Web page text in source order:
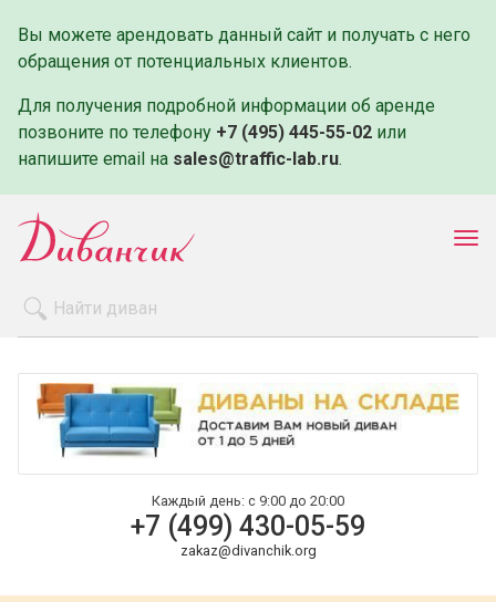
Вы можете арендовать данный сайт и получать с него
обращения от потенциальных клиентов.
Для получения подробной информации об аренде
позвоните по телефону +7 (495) 445-55-02 или
напишите email на sales@traffic-lab.ru.
Оплата и доставка
Контакты
Каждый день: с 9:00 до 20:00
+7 (499) 430-05-59
zakaz@divanchik.org